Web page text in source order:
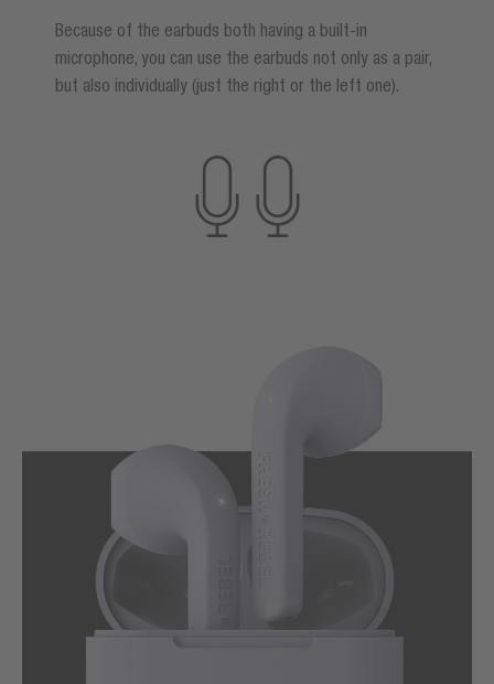
Because of the earbuds both having a built-in
microphone, you can use the earbuds not only as a pair,
but also individually (just the right or the left one).